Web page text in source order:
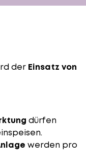
der Einsatz von
dürfen
werden pro